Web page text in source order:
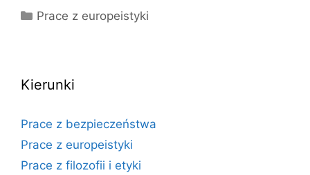
Kategorie
Prace z europeistyki
Kierunki
Prace z bezpieczeństwa
Prace z europeistyki
Prace z filozofii i etyki